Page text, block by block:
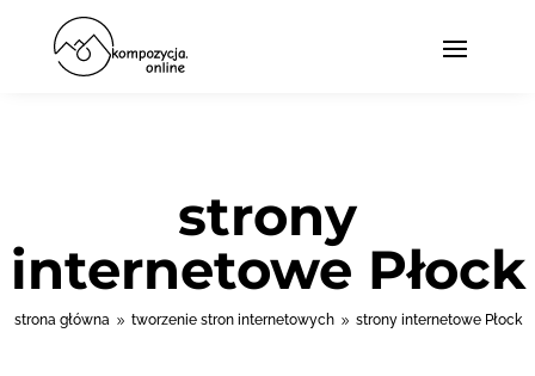
strony
internetowe Płock
strona główna 9 tworzenie stron internetowych 9 strony internetowe Płock